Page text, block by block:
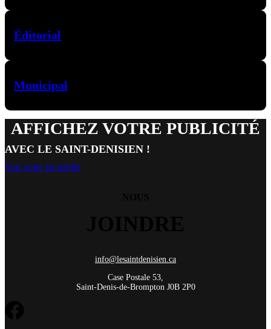
Éditorial
Municipal
AFFICHEZ VOTRE PUBLICITÉ
AVEC LE SAINT-DENISIEN !
Voir notre kit média
info@lesaintdenisien.ca
Case Postale 53,
Saint-Denis-de-Brompton J0B 2P0